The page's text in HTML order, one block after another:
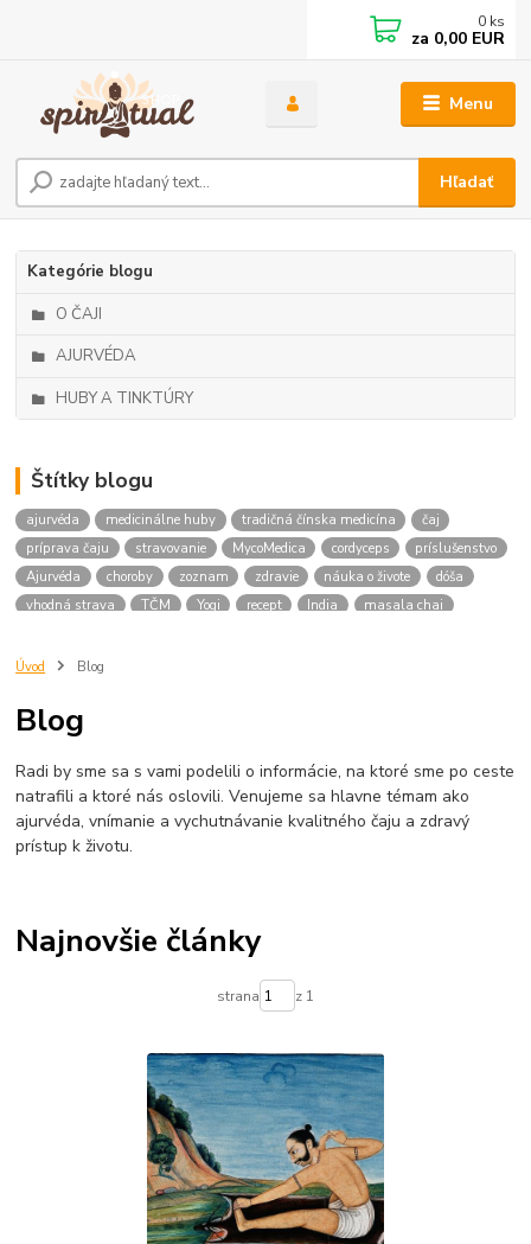
Menu
Hľadať
0 ks
za 0,00 EUR
Kategórie blogu
O ČAJI
AJURVÉDA
HUBY A TINKTÚRY
Štítky blogu
ajurvéda medicinálne huby tradičná čínska medicína
čaj
príprava čaju
stravovanie MycoMedica cordyceps
príslušenstvo
Ajurvéda
choroby zoznam zdravie náuka o živote
dóša
vhodná strava
TČM Yogi recept India
masala chai
nachladnutie
pitta typ
ženy
Úvod Blog
Blog
Radi by sme sa s vami podelili o informácie, na ktoré sme po ceste
natrafili a ktoré nás oslovili. Venujeme sa hlavne témam ako
ajurvéda, vnímanie a vychutnávanie kvalitného čaju a zdravý
prístup k životu.
Najnovšie články
strana z 1